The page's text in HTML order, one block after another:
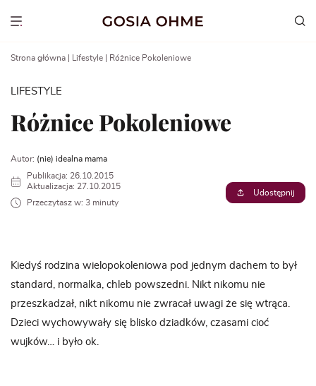
Show menu
Strona główna Lifestyle Różnice Pokoleniowe
LIFESTYLE
Różnice Pokoleniowe
Autor: (nie) idealna mama
Publikacja: 26.10.2015
Aktualizacja: 27.10.2015
Przeczytasz w: 3 minuty
Udostępnij
Kiedyś rodzina wielopokoleniowa pod jednym dachem to był
standard, normalka, chleb powszedni. Nikt nikomu nie
przeszkadzał, nikt nikomu nie zwracał uwagi że się wtrąca.
Dzieci wychowywały się blisko dziadków, czasami cioć
wujków… i było ok.